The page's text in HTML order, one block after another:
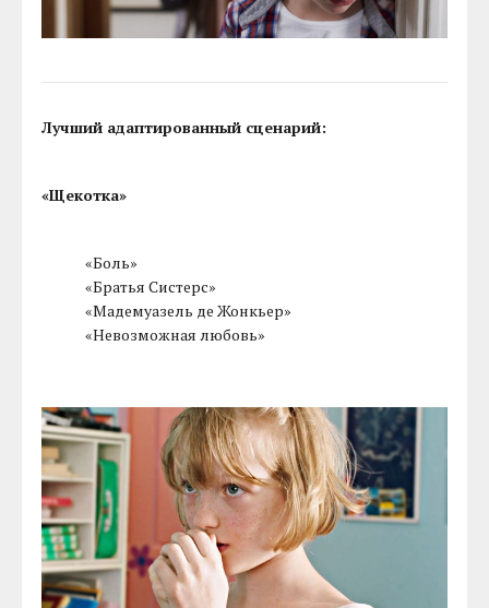
Лучший адаптированный сценарий:
«Щекотка»
«Боль»
«Братья Систерс»
«Мадемуазель де Жонкьер»
«Невозможная любовь»